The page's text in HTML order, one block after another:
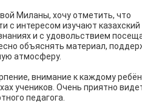
Миланы, хочу отметить, что
с интересом изучают казахский
и с удовольствием
объяснять материал,
атмосферу.
внимание к каждому
учеников. Очень приятно
педагога.